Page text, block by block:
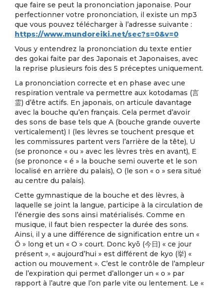
que faire se peut la prononciation japonaise. Pour
perfectionner votre prononciation, il existe un mp3
que vous pouvez télécharger à l’adresse suivante :
https://www.mundoreiki.net/sec?s=0&v=0
Vous y entendrez la prononciation du texte entier
des gokai faite par des Japonais et Japonaises, avec
la reprise plusieurs fois des 5 préceptes uniquement.
La prononciation correcte et en phase avec une
respiration ventrale va permettre aux kotodamas (言
霊) d’être actifs. En japonais, on articule davantage
avec la bouche qu’en français. Cela permet d’avoir
des sons de base tels que A (bouche grande ouverte
verticalement) I (les lèvres se touchent presque et
les commissures partent vers l’arrière de la tête), U
(se prononce « ou » avec les lèvres très en avant), E
(se prononce « é » la bouche semi ouverte et le son
localisé en arrière du palais), O (le son « o » sera situé
au centre du palais).
Cette gymnastique de la bouche et des lèvres, à
laquelle se joint la langue, participe à la circulation de
l’énergie des sons ainsi matérialisés. Comme en
musique, il faut bien respecter la durée des sons.
Ainsi, il y a une différence de signification entre un «
Ō » long et un « O » court. Donc kyō (今日) « ce jour
présent », « aujourd’hui » est différent de kyo (挙) «
action ou mouvement ». C’est le contrôle de l’ampleur
de l’expiration qui permet d’allonger un « o » par
rapport à l’autre que l’on parle vite ou lentement. Le «